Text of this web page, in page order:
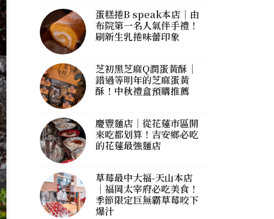
蛋糕捲B speak本店｜由
布院第一名人氣伴手禮！
刷新生乳捲味蕾印象
芝初黑芝麻Q潤蛋黃酥｜
錯過等明年的芝麻蛋黃
酥！中秋禮盒預購推薦
慶豐麵店｜從花蓮市區開
來吃都划算！吉安鄉必吃
的花蓮最強麵店
草莓最中大福-天山本店
｜福岡太宰府必吃美食！
季節限定巨無霸草莓咬下
爆汁